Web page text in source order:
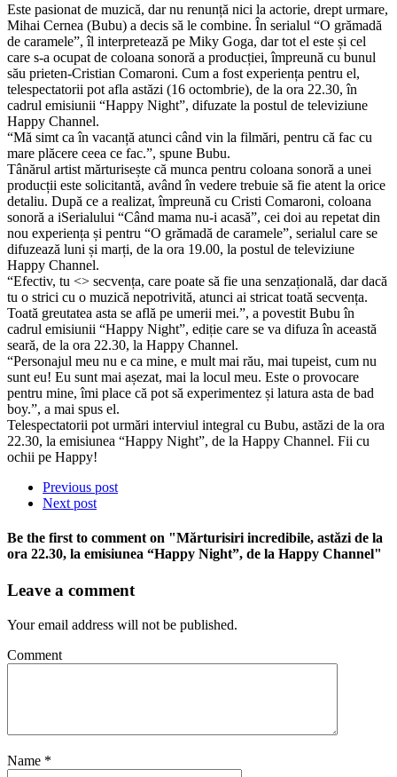
Este pasionat de muzică, dar nu renunță nici la actorie, drept urmare,
Mihai Cernea (Bubu) a decis să le combine. În serialul “O grămadă
de caramele”, îl interpretează pe Miky Goga, dar tot el este și cel
care s-a ocupat de coloana sonoră a producției, împreună cu bunul
său prieten-Cristian Comaroni. Cum a fost experiența pentru el,
telespectatorii pot afla astăzi (16 octombrie), de la ora 22.30, în
cadrul emisiunii “Happy Night”, difuzate la postul de televiziune
Happy Channel.
“Mă simt ca în vacanță atunci când vin la filmări, pentru că fac cu
mare plăcere ceea ce fac.”, spune Bubu.
Tânărul artist mărturisește că munca pentru coloana sonoră a unei
producții este solicitantă, având în vedere trebuie să fie atent la orice
detaliu. După ce a realizat, împreună cu Cristi Comaroni, coloana
sonoră a iSerialului “Când mama nu-i acasă”, cei doi au repetat din
nou experiența și pentru “O grămadă de caramele”, serialul care se
difuzează luni și marți, de la ora 19.00, la postul de televiziune
Happy Channel.
“Efectiv, tu <> secvența, care poate să fie una senzațională, dar dacă
tu o strici cu o muzică nepotrivită, atunci ai stricat toată secvența.
Toată greutatea asta se află pe umerii mei.”, a povestit Bubu în
cadrul emisiunii “Happy Night”, ediție care se va difuza în această
seară, de la ora 22.30, la Happy Channel.
“Personajul meu nu e ca mine, e mult mai rău, mai tupeist, cum nu
sunt eu! Eu sunt mai așezat, mai la locul meu. Este o provocare
pentru mine, îmi place că pot să experimentez și latura asta de bad
boy.”, a mai spus el.
Telespectatorii pot urmări interviul integral cu Bubu, astăzi de la ora
22.30, la emisiunea “Happy Night”, de la Happy Channel. Fii cu
ochii pe Happy!
Previous post
Next post
Be the first to comment on "Mărturisiri incredibile, astăzi de la
ora 22.30, la emisiunea “Happy Night”, de la Happy Channel"
Leave a comment
Your email address will not be published.
Comment
Name *